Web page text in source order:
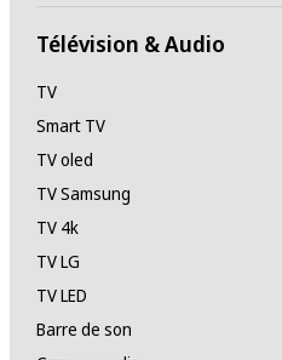
Télévision & Audio
TV
Smart TV
TV oled
TV Samsung
TV 4k
TV LG
TV LED
Barre de son